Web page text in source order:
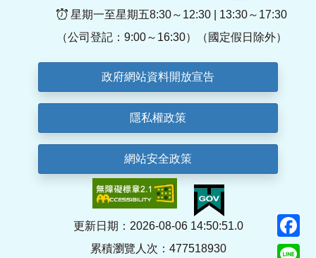
星期一至星期五8:30～12:30 | 13:30～17:30
（公司登記：9:00～16:30）（國定假日除外）
政府網站資料開放宣告
隱私權政策
網站安全政策
更新日期：2026-08-06 14:50:51.0
累積瀏覽人次：477518930